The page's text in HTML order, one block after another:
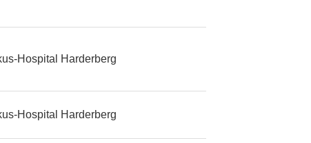
Hospital Harderberg
Hospital Harderberg